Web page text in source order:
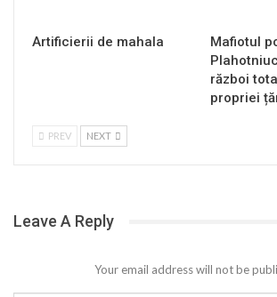
Artificierii de mahala
Mafiotul
război
propriei
PREV NEXT
Leave A Reply
Your email address will not be